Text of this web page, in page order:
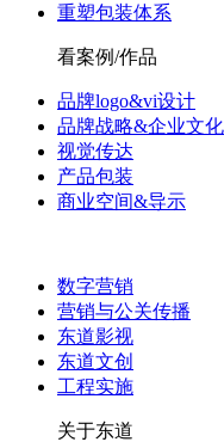
重塑包装体系
看案例/作品
品牌logo&vi设计
品牌战略&企业文化
视觉传达
产品包装
商业空间&导示
数字营销
营销与公关传播
东道影视
东道文创
工程实施
关于东道